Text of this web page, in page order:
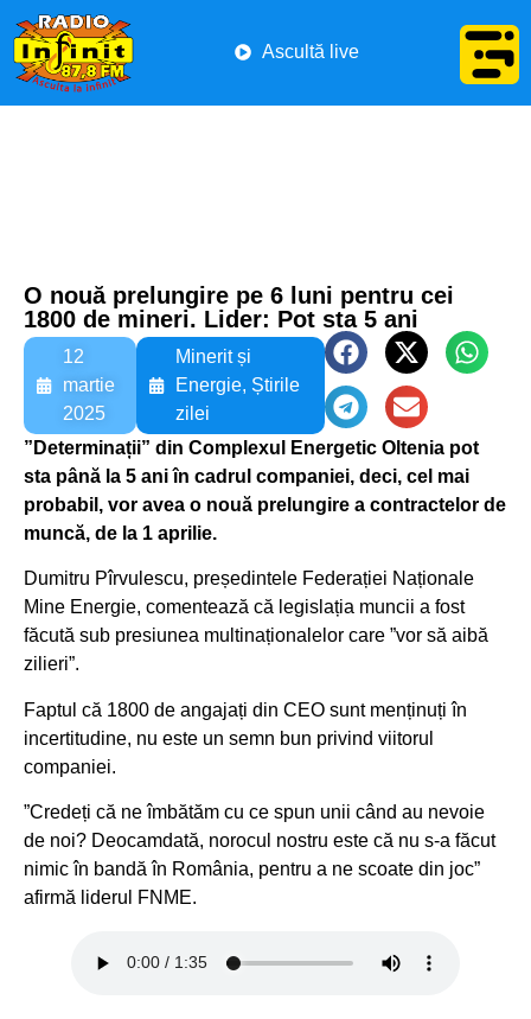
Ascultă live
O nouă prelungire pe 6 luni pentru cei
1800 de mineri. Lider: Pot sta 5 ani
12
martie
2025
Minerit și
Energie, Știrile
zilei
”Determinații” din Complexul Energetic Oltenia pot
sta până la 5 ani în cadrul companiei, deci, cel mai
probabil, vor avea o nouă prelungire a contractelor de
muncă, de la 1 aprilie.
Dumitru Pîrvulescu, președintele Federației Naționale
Mine Energie, comentează că legislația muncii a fost
făcută sub presiunea multinaționalelor care ”vor să aibă
zilieri”.
Faptul că 1800 de angajați din CEO sunt menținuți în
incertitudine, nu este un semn bun privind viitorul
companiei.
”Credeți că ne îmbătăm cu ce spun unii când au nevoie
de noi? Deocamdată, norocul nostru este că nu s-a făcut
nimic în bandă în România, pentru a ne scoate din joc”
afirmă liderul FNME.